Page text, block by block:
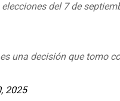
del 7 de
una decisión que tomo
2025